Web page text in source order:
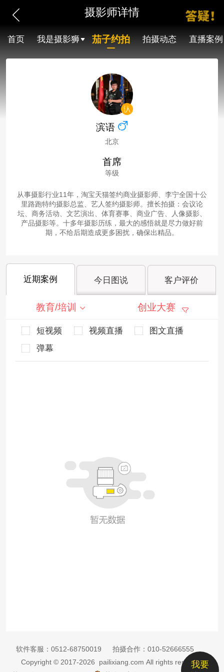
摄影师详情
首页 我是摄影狮 茄子约拍 拍摄动态 直播案例
滨语
北京
首席
等级
从事摄影行业11年，淘宝天猫签约商业摄影师、李宁全国十公
里路跑特约摄影总监、艺人签约摄影师。擅长拍摄：会议论
坛、商务活动、文艺演出、体育赛事、商业广告、人像摄影、
产品摄影等。十多年摄影历练，最大的感悟就是尽力做好前
期，不给后期造成更多困扰，确保出精品。
近期案例 今日图说 客户评价
教育/培训 创业大赛
短视频 视频直播
图文直播
弹幕
我要
软件客服： 0512-68750019 拍摄合作： 010-52666555
Copyright © 2017-2026 pailixiang.com All rights reserved